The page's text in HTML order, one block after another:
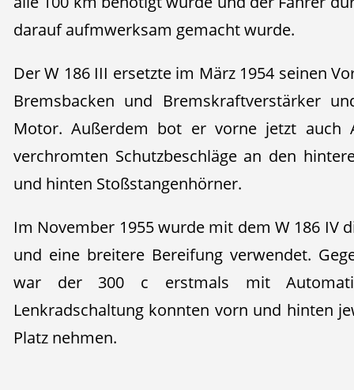
darauf aufmwerksam gemacht wurde.
Der W 186 III ersetzte im März 1954 seinen
Bremsbacken und Bremskraftverstärker
Motor. Außerdem bot er vorne jetzt auch
verchromten Schutzbeschläge an den
und hinten Stoßstangenhörner.
Im November 1955 wurde mit dem W 186 IV
und eine breitere Bereifung verwendet.
war der 300 c erstmals mit
Lenkradschaltung konnten vorn und hinten
Platz nehmen.